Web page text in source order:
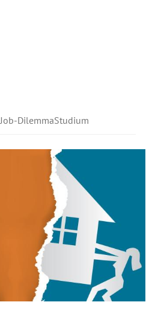
Job-DilemmaStudium